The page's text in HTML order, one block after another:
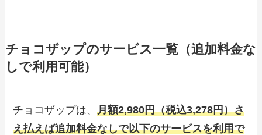
チョコザップのサービス一覧（追加料金な
しで利用可能）
チョコザップは、月額2,980円（税込3,278円）さ
え払えば追加料金なしで以下のサービスを利用で